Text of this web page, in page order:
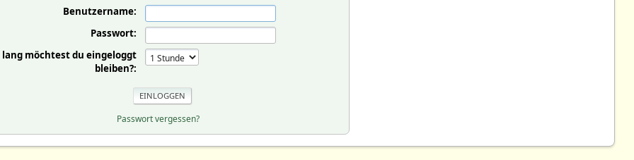
Benutzername:
Passwort:
lang möchtest du eingeloggt
bleiben?:
Passwort vergessen?